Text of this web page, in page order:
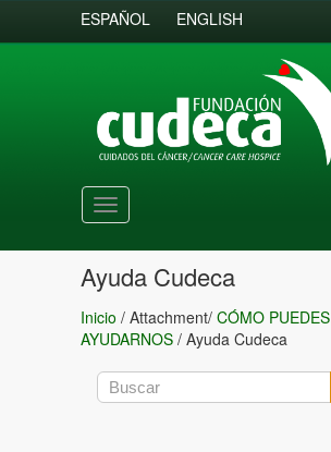
ESPAÑOL ENGLISH
Toggle
navigation
Ayuda Cudeca
Inicio / Attachment/ CÓMO PUEDES
AYUDARNOS / Ayuda Cudeca